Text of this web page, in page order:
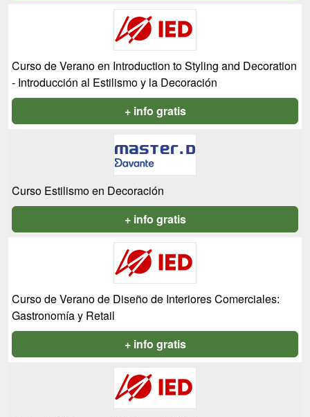
Curso de Verano en Introduction to Styling and Decoration
- Introducción al Estilismo y la Decoración
+ info gratis
Curso Estilismo en Decoración
+ info gratis
Curso de Verano de Diseño de Interiores Comerciales:
Gastronomía y Retail
+ info gratis